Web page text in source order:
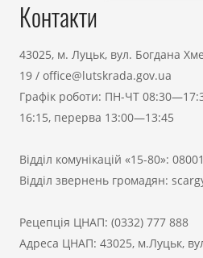
Контакти
43025, м. Луцьк, вул. Богдана
19 / office@lutskrada.gov.ua
Графік роботи: ПН-ЧТ
16:15, перерва 13:00—13:45
Відділ комунікацій «15-80»:
Відділ звернень громадян:
Рецепція ЦНАП: (0332) 777 888
Адреса ЦНАП: 43025, м.Луцьк,